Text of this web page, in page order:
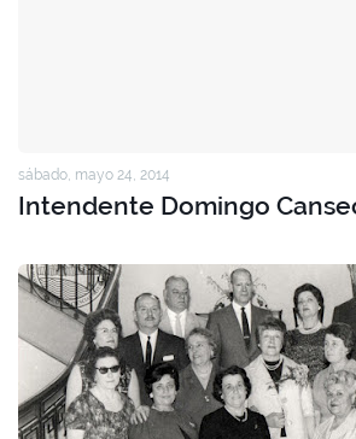
sábado, mayo 24, 2014
Intendente Domingo